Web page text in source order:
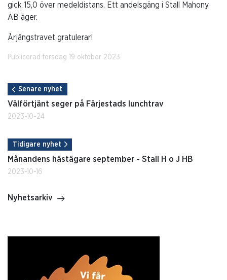
gick 15,0 över medeldistans. Ett andelsgäng i Stall Mahony
AB äger.
Årjängstravet gratulerar!
Publicerad torsdag 19 oktober 2023.
Senare nyhet
Välförtjänt seger på Färjestads lunchtrav
2023-10-24
Tidigare nyhet
Månandens hästägare september - Stall H o J HB
2023-10-16
Nyhetsarkiv